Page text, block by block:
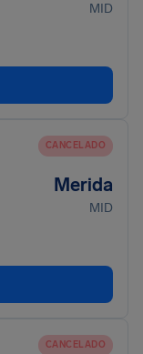
MID
CANCELADO
Merida
MID
CANCELADO